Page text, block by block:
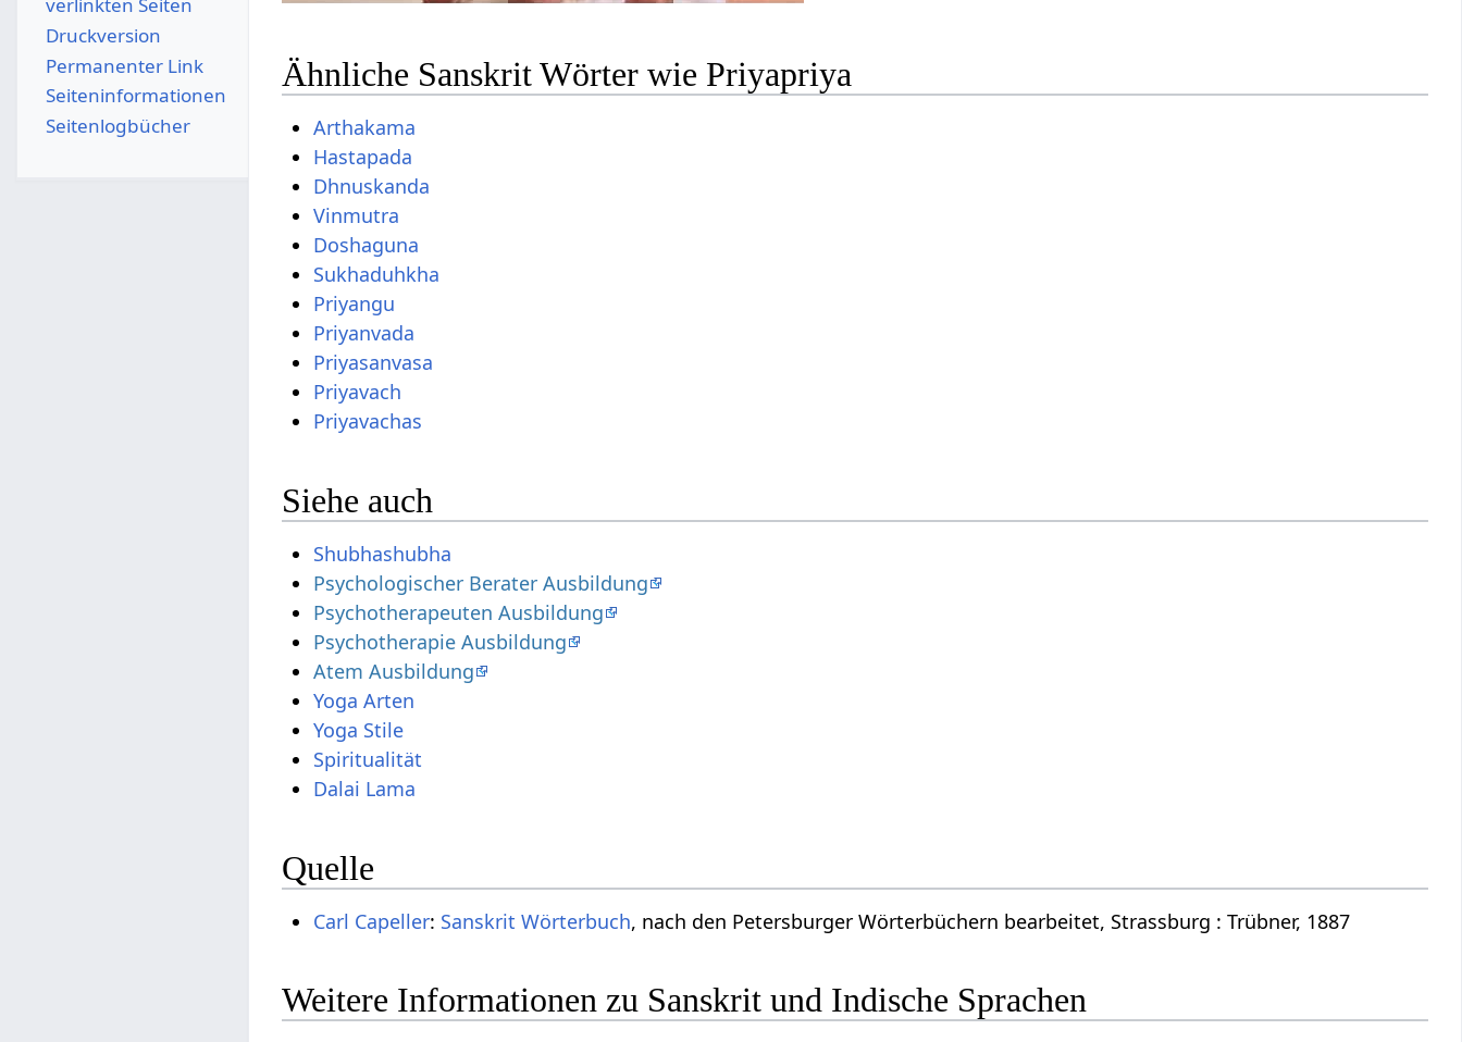
Ähnliche Sanskrit Wörter wie Priyapriya
Arthakama
Hastapada
Dhnuskanda
Vinmutra
Doshaguna
Sukhaduhkha
Priyangu
Priyanvada
Priyasanvasa
Priyavach
Priyavachas
Siehe auch
Shubhashubha
Psychologischer Berater Ausbildung
Psychotherapeuten Ausbildung
Psychotherapie Ausbildung
Atem Ausbildung
Yoga Arten
Yoga Stile
Spiritualität
Dalai Lama
Quelle
Carl Capeller: Sanskrit Wörterbuch, nach den Petersburger Wörterbüchern bearbeitet, Strassburg : Trübner, 1887
Weitere Informationen zu Sanskrit und Indische Sprachen
verlinkten Seiten
Druckversion
Permanenter Link
Seiten­­informationen
Seitenlogbücher